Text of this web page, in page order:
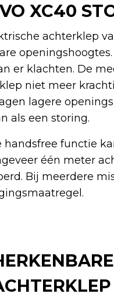
XC40
achterklep
er klachten. De
niet meer
lagere
als een storing.
handsfree functie
één meter
Bij meerdere